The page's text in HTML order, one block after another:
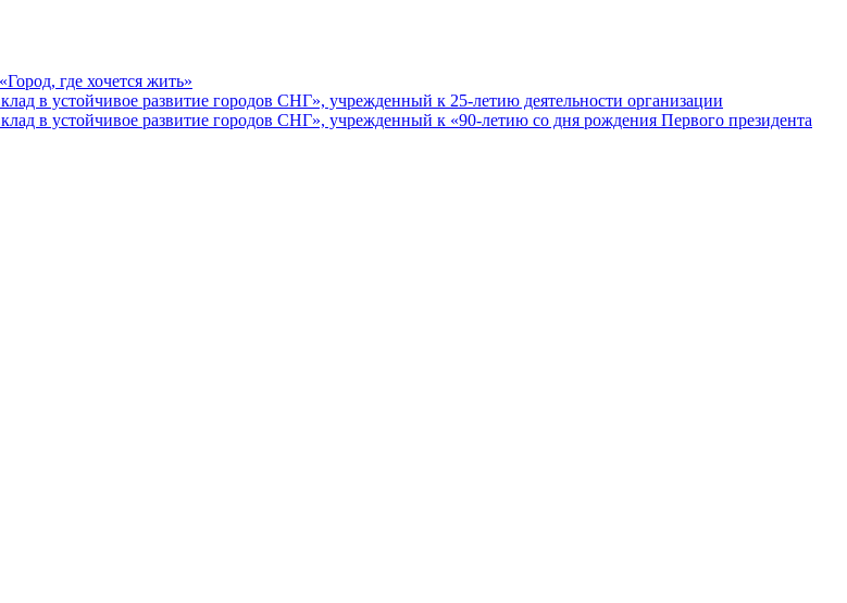
где хочется жить»
в устойчивое развитие городов СНГ», учрежденный к 25-летию деятельности организации
в устойчивое развитие городов СНГ», учрежденный к «90-летию со дня рождения Первого президента